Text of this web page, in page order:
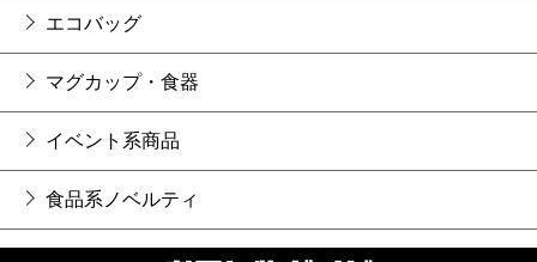
エコバッグ
マグカップ・食器
イベント系商品
食品系ノベルティ